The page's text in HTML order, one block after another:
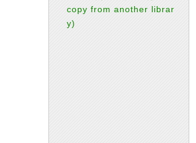
copy from another librar
y)